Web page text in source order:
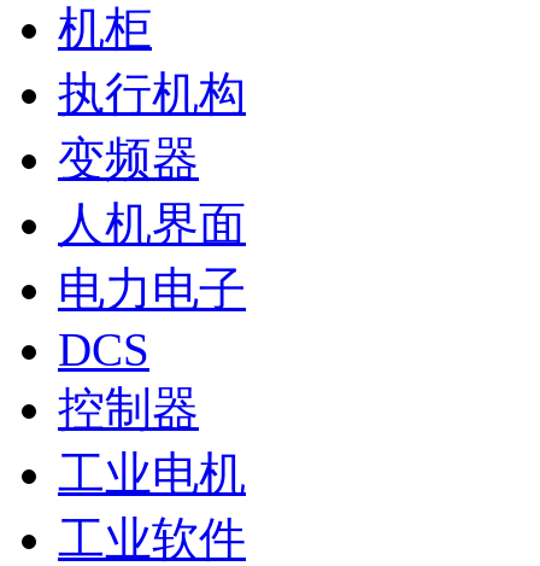
机柜
执行机构
变频器
人机界面
电力电子
DCS
控制器
工业电机
工业软件